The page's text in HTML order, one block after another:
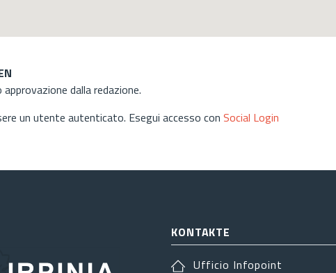
dalla redazione.
un utente autenticato. Esegui accesso con Social Login
KONTAKTE
Ufficio Infopoint